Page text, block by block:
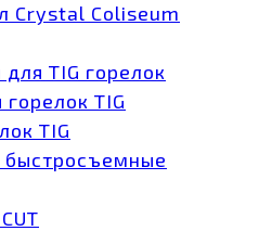
Crystal Coliseum
TIG горелок
TIG
TIG
быстросъемные